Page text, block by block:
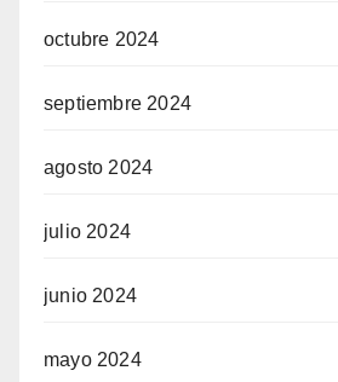
octubre 2024
septiembre 2024
agosto 2024
julio 2024
junio 2024
mayo 2024